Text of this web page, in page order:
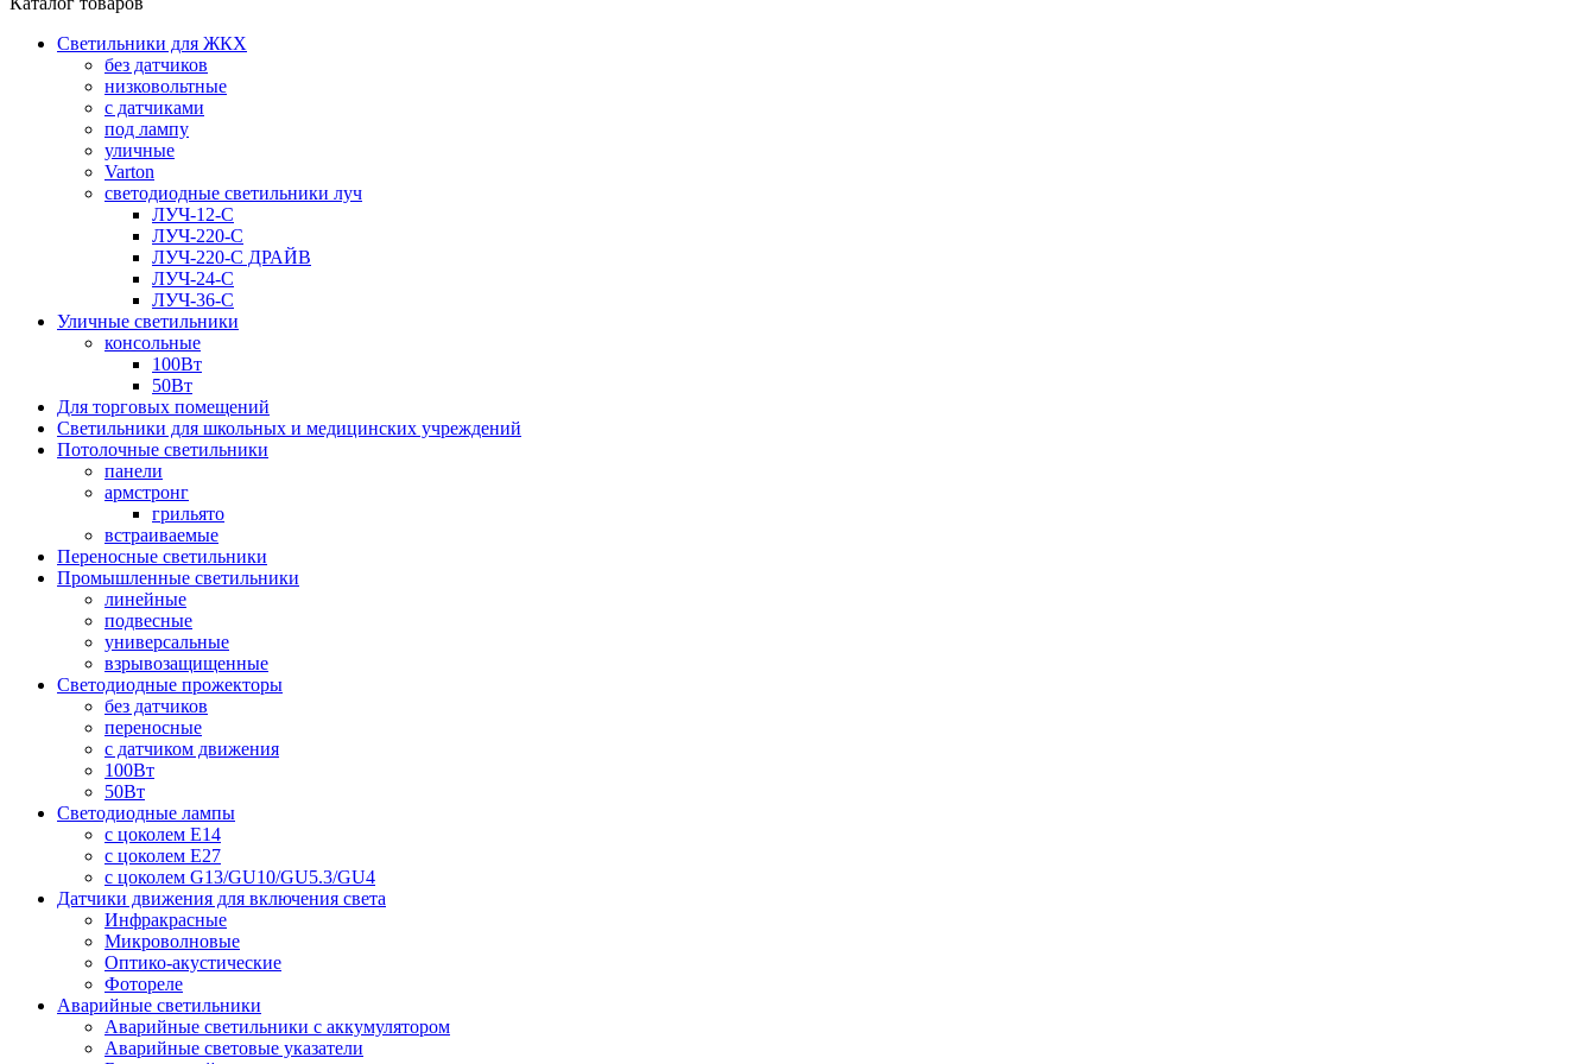
Светильники для ЖКХ
без датчиков
низковольтные
с датчиками
под лампу
уличные
Varton
светодиодные светильники луч
ЛУЧ-12-С
ЛУЧ-220-С
ЛУЧ-220-С ДРАЙВ
ЛУЧ-24-С
ЛУЧ-36-С
Уличные светильники
консольные
100Вт
50Вт
Для торговых помещений
Светильники для школьных и медицинских учреждений
Потолочные светильники
панели
армстронг
грильято
встраиваемые
Переносные светильники
Промышленные светильники
линейные
подвесные
универсальные
взрывозащищенные
Светодиодные прожекторы
без датчиков
переносные
с датчиком движения
100Вт
50Вт
Светодиодные лампы
с цоколем E14
с цоколем E27
с цоколем G13/GU10/GU5.3/GU4
Датчики движения для включения света
Инфракрасные
Микроволновые
Оптико-акустические
Фотореле
Аварийные светильники
Аварийные светильники с аккумулятором
Аварийные световые указатели